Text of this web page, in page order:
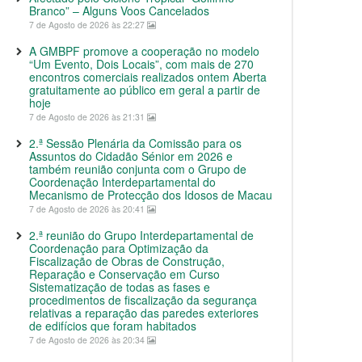
Branco” – Alguns Voos Cancelados
7 de Agosto de 2026 às 22:27
A GMBPF promove a cooperação no modelo
“Um Evento, Dois Locais”, com mais de 270
encontros comerciais realizados ontem Aberta
gratuitamente ao público em geral a partir de
hoje
7 de Agosto de 2026 às 21:31
2.ª Sessão Plenária da Comissão para os
Assuntos do Cidadão Sénior em 2026 e
também reunião conjunta com o Grupo de
Coordenação Interdepartamental do
Mecanismo de Protecção dos Idosos de Macau
7 de Agosto de 2026 às 20:41
2.ª reunião do Grupo Interdepartamental de
Coordenação para Optimização da
Fiscalização de Obras de Construção,
Reparação e Conservação em Curso
Sistematização de todas as fases e
procedimentos de fiscalização da segurança
relativas a reparação das paredes exteriores
de edifícios que foram habitados
7 de Agosto de 2026 às 20:34